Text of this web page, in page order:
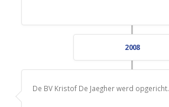
2008
De BV Kristof De Jaegher werd opgericht.